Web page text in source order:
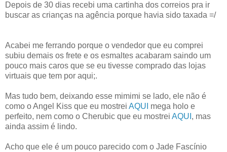
Depois de 30 dias recebi uma cartinha dos correios pra ir
buscar as crianças na agência porque havia sido taxada =/
Acabei me ferrando porque o vendedor que eu comprei
subiu demais os frete e os esmaltes acabaram saindo um
pouco mais caros que se eu tivesse comprado das lojas
virtuais que tem por aqui;.
Mas tudo bem, deixando esse mimimi se lado, ele não é
como o Angel Kiss que eu mostrei AQUI mega holo e
perfeito, nem como o Cherubic que eu mostrei AQUI , mas
ainda assim é lindo.
Acho que ele é um pouco parecido com o Jade Fascínio